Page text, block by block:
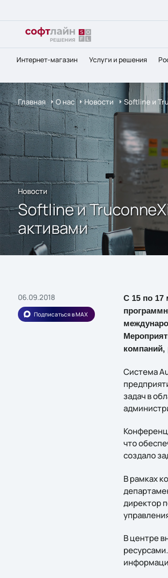
Интернет-магазин Услуги и решения
Главная О нас Новости Softline и
Новости
Softline и
активами
06.09.2018
Подписаться в MAX
С 15 по 17
компаний,
Система
задач в
что
создало
В рамках
директор
В центре